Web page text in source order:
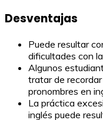
Desventajas
Puede resultar
dificultades con
Algunos
tratar de
pronombres en
La práctica
inglés puede